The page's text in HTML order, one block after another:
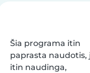
Šia programa itin
paprasta naudotis,
itin naudinga,